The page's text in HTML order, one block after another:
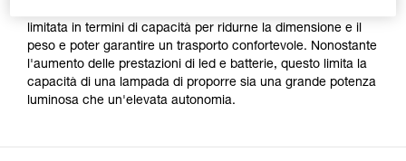
limitata in termini di capacità per ridurne la dimensione e il
peso e poter garantire un trasporto confortevole. Nonostante
l'aumento delle prestazioni di led e batterie, questo limita la
capacità di una lampada di proporre sia una grande potenza
luminosa che un'elevata autonomia.